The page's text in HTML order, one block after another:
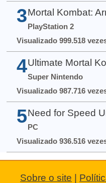
3 Mortal Kombat:
PlayStation 2
Visualizado 999.518
4 Ultimate Mortal
Super Nintendo
Visualizado 987.716
5 Need for Speed
PC
Visualizado 936.516
Sobre o site |